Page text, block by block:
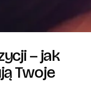
– jak
Twoje